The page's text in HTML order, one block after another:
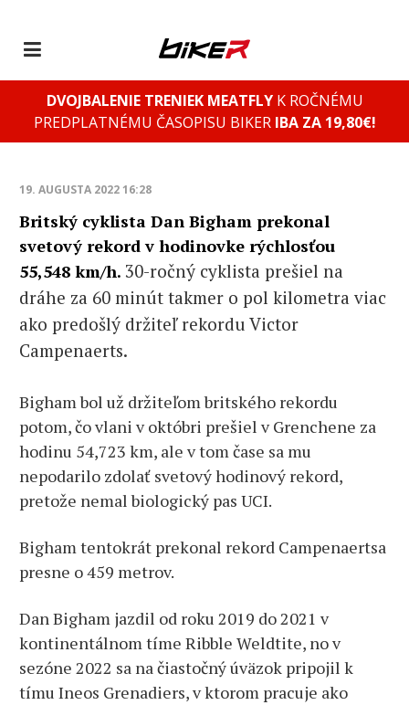
DVOJBALENIE TRENIEK MEATFLYK ROČNÉMU
PREDPLATNÉMU ČASOPISU BIKER IBA ZA 19,80€!
19. AUGUSTA 2022 16:28
Britský cyklista Dan Bigham prekonal
svetový rekord v hodinovke rýchlosťou
55,548 km/h. 30-ročný cyklista prešiel na
dráhe za 60 minút takmer o pol kilometra viac
ako predošlý držiteľ rekordu Victor
Campenaerts.
Bigham bol už držiteľom britského rekordu
potom, čo vlani v októbri prešiel v Grenchene za
hodinu 54,723 km, ale v tom čase sa mu
nepodarilo zdolať svetový hodinový rekord,
pretože nemal biologický pas UCI.
Bigham tentokrát prekonal rekord Campenaertsa
presne o 459 metrov.
Dan Bigham jazdil od roku 2019 do 2021 v
kontinentálnom tíme Ribble Weldtite, no v
sezóne 2022 sa na čiastočný úväzok pripojil k
tímu Ineos Grenadiers, v ktorom pracuje ako